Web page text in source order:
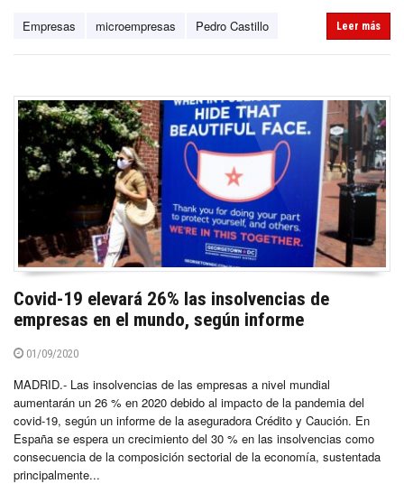
Empresas microempresas Pedro Castillo Leer más
Covid-19 elevará 26% las insolvencias de
empresas en el mundo, según informe
01/09/2020
MADRID.- Las insolvencias de las empresas a nivel mundial
aumentarán un 26 % en 2020 debido al impacto de la pandemia del
covid-19, según un informe de la aseguradora Crédito y Caución. En
España se espera un crecimiento del 30 % en las insolvencias como
consecuencia de la composición sectorial de la economía, sustentada
principalmente...